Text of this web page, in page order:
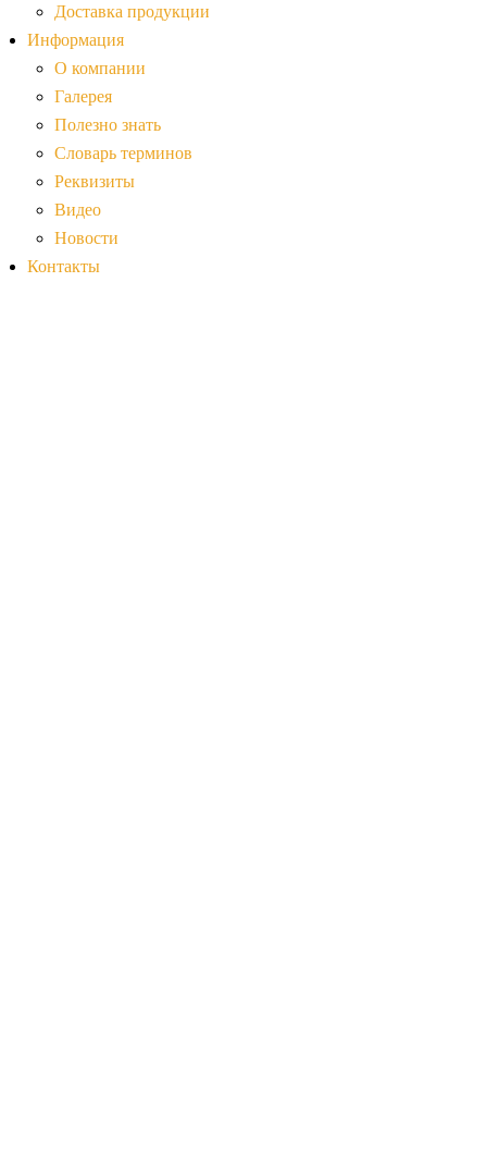
Доставка продукции
Информация
О компании
Галерея
Полезно знать
Словарь терминов
Реквизиты
Видео
Новости
Контакты